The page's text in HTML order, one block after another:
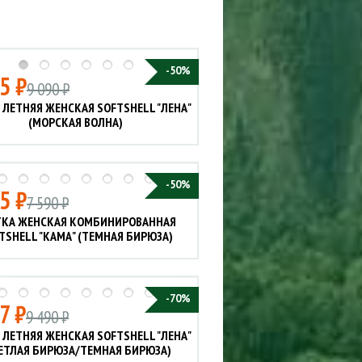
-50%
₽9 090 ₽
ЖЕНСКАЯ SOFTSHELL "ЛЕНА"
(МОРСКАЯ ВОЛНА)
-50%
₽7 590 ₽
ЖЕНСКАЯ КОМБИНИРОВАННАЯ
"КАМА" (ТЕМНАЯ БИРЮЗА)
-70%
₽9 490 ₽
ЖЕНСКАЯ SOFTSHELL "ЛЕНА"
БИРЮЗА/ТЕМНАЯ БИРЮЗА)